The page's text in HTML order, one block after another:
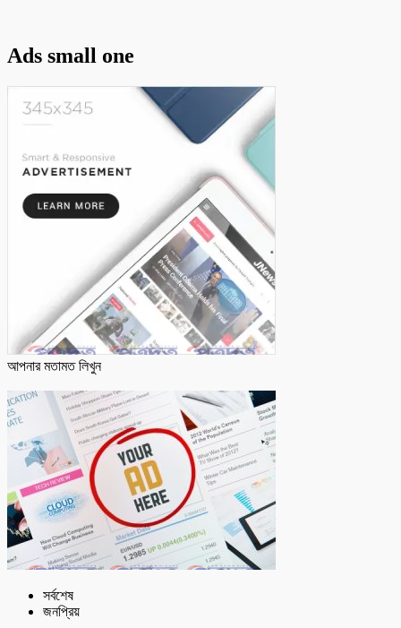
Ads small one
আপনার মতামত লিখুন
সর্বশেষ
জনপ্রিয়